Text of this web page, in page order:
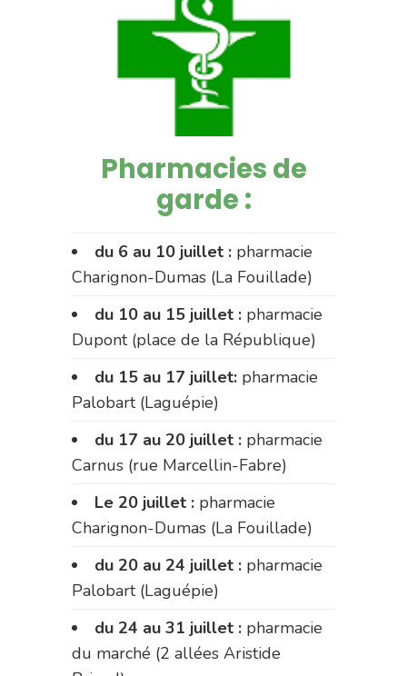
Pharmacies de
garde :
du 6 au 10 juillet : pharmacie
Charignon-Dumas (La Fouillade)
du 10 au 15 juillet : pharmacie
Dupont (place de la République)
du 15 au 17 juillet: pharmacie
Palobart (Laguépie)
du 17 au 20 juillet : pharmacie
Carnus (rue Marcellin-Fabre)
Le 20 juillet : pharmacie
Charignon-Dumas (La Fouillade)
du 20 au 24 juillet : pharmacie
Palobart (Laguépie)
du 24 au 31 juillet : pharmacie
du marché (2 allées Aristide